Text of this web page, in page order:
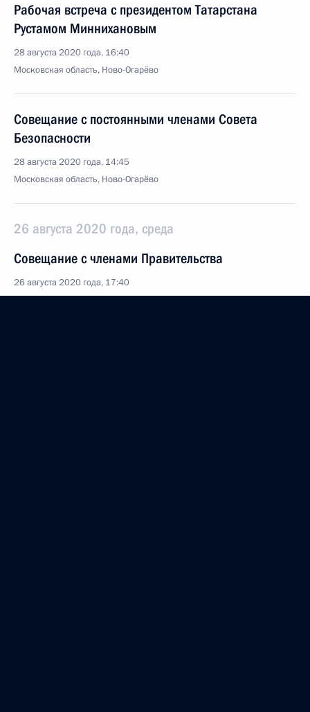
Рабочая встреча с президентом Татарстана
Рустамом Миннихановым
28 августа 2020 года, 16:40
Московская область, Ново-Огарёво
Совещание с постоянными членами Совета
Безопасности
28 августа 2020 года, 14:45
Московская область, Ново-Огарёво
26 августа 2020 года, среда
Совещание с членами Правительства
26 августа 2020 года, 17:40
Московская область, Ново-Огарёво